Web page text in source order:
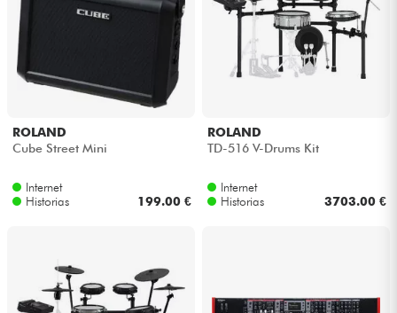
ROLAND
Cube Street Mini
Internet
Historias
199.00 €
ROLAND
TD-516 V-Drums Kit
Internet
Historias
3703.00 €